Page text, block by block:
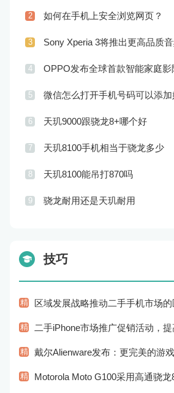
2 如何在手机上安全浏览网页？
3
4 OPPO发布全球首款智能家庭影
5 微信怎么打开手机号码可以添加
6 天玑9000跟骁龙8+哪个好
7 天玑8100手机相当于骁龙多少
8 天玑8100能吊打870吗
9 骁龙耐用还是天玑耐用
技巧
精 区域发展战略推动二手手机市场
精 二手iPhone市场推广促销活动，
精 戴尔Alienware发布：更完美的游戏
精 Motorola Moto G100采用高通骁龙870处理器和90Hz